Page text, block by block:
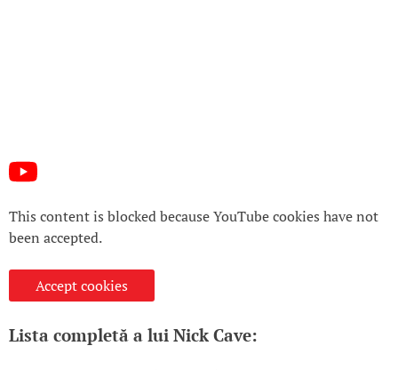
This content is blocked because YouTube cookies have not
been accepted.
Accept cookies
Lista completă a lui Nick Cave: